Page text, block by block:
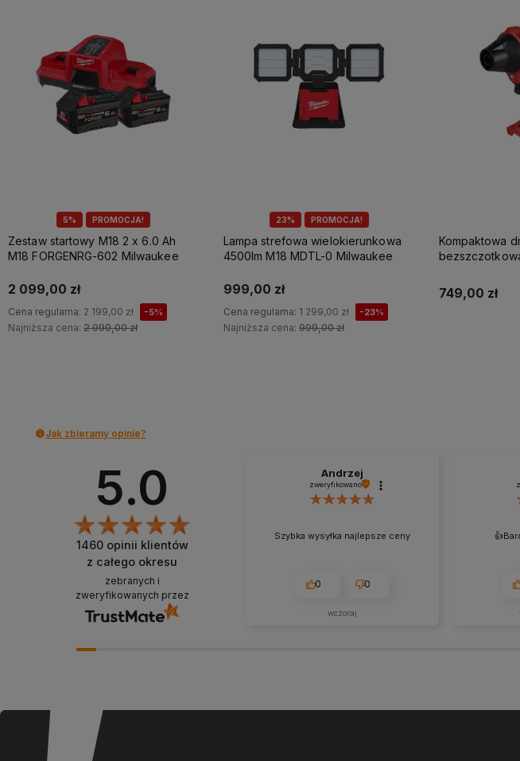
5% PROMOCJA!
Zestaw startowy M18 2 x 6.0 Ah
M18 FORGENRG-602 Milwaukee
2 099,00 zł
Cena regularna: 2 199,00 zł -5%
Najniższa cena: 2 999,00 zł
23% PROMOCJA!
Lampa strefowa wielokierunkowa
4500lm M18 MDTL-0 Milwaukee
999,00 zł
Cena regularna: 1 299,00 zł -23%
Najniższa cena: 999,00 zł
Kompaktowa
749,00 zł
Jak zbieramy opinie?
5.0
1460opinii klientów
z całego okresu
zebranych i
zweryfikowanych przez
Andrzej
zweryfikowano
Szybka wysyłka najlepsze ceny
0 0
wczoraj